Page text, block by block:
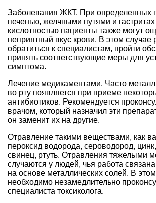
Заболевания ЖКТ. При определенных
печенью, желчными путями и
кислотностью пациенты также могут
неприятный вкус крови. В этом случае
обратиться к специалистам, пройти
принять соответствующие меры для
симптома.
Лечение медикаментами. Часто
во рту появляется при приеме
антибиотиков. Рекомендуется
врачом, который назначил эти
он заменит их на другие.
Отравление такими веществами, как
пероксид водорода, сероводород,
свинец, ртуть. Отравления тяжелыми
случаются у людей, чья работа
на основе металлических солей. В
необходимо незамедлительно
специалиста токсиколога.